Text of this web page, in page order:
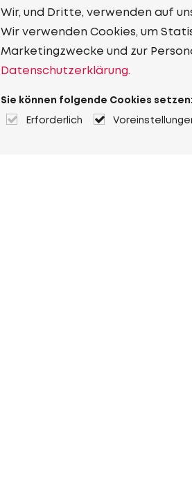
Wir, und Dritte, verwenden auf
Wir verwenden Cookies, um
Marketingzwecke und zur
Datenschutzerklärung.
Sie können folgende Cookies setzen:
Erforderlich